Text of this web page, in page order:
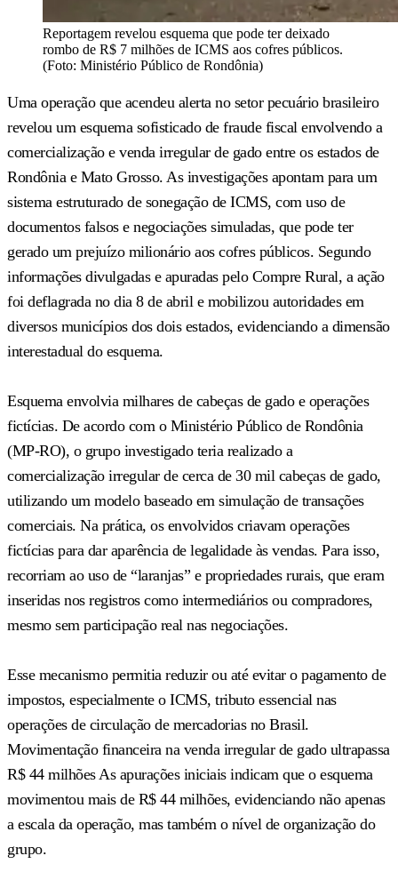
Reportagem revelou esquema que pode ter deixado
rombo de R$ 7 milhões de ICMS aos cofres públicos.
(Foto: Ministério Público de Rondônia)
Uma operação que acendeu alerta no setor pecuário brasileiro
revelou um esquema sofisticado de fraude fiscal envolvendo a
comercialização e venda irregular de gado entre os estados de
Rondônia e Mato Grosso. As investigações apontam para um
sistema estruturado de sonegação de ICMS, com uso de
documentos falsos e negociações simuladas, que pode ter
gerado um prejuízo milionário aos cofres públicos. Segundo
informações divulgadas e apuradas pelo Compre Rural, a ação
foi deflagrada no dia 8 de abril e mobilizou autoridades em
diversos municípios dos dois estados, evidenciando a dimensão
interestadual do esquema.
Esquema envolvia milhares de cabeças de gado e operações
fictícias. De acordo com o Ministério Público de Rondônia
(MP-RO), o grupo investigado teria realizado a
comercialização irregular de cerca de 30 mil cabeças de gado,
utilizando um modelo baseado em simulação de transações
comerciais. Na prática, os envolvidos criavam operações
fictícias para dar aparência de legalidade às vendas. Para isso,
recorriam ao uso de “laranjas” e propriedades rurais, que eram
inseridas nos registros como intermediários ou compradores,
mesmo sem participação real nas negociações.
Esse mecanismo permitia reduzir ou até evitar o pagamento de
impostos, especialmente o ICMS, tributo essencial nas
operações de circulação de mercadorias no Brasil.
Movimentação financeira na venda irregular de gado ultrapassa
R$ 44 milhões As apurações iniciais indicam que o esquema
movimentou mais de R$ 44 milhões, evidenciando não apenas
a escala da operação, mas também o nível de organização do
grupo.